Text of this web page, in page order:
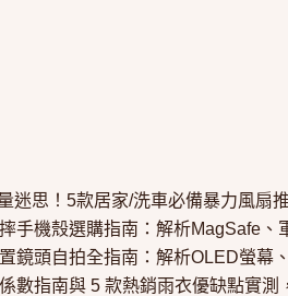
迷思！5款居家/洗車必備暴力風扇
手機殼選購指南：解析MagSafe、
鏡頭自拍全指南：解析OLED螢幕
數指南與 5 款熱銷雨衣優缺點實測